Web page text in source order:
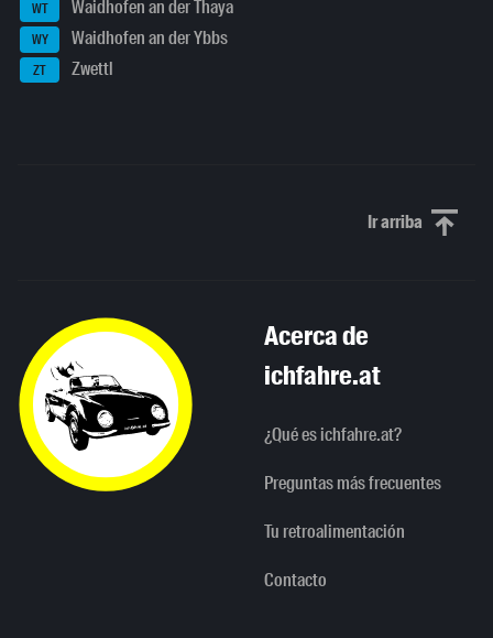
WT Waidhofen an der Thaya
WY Waidhofen an der Ybbs
ZT Zwettl
Ir arribaScroll to
Acerca de
ichfahre.at
¿Qué es ichfahre.at?
Preguntas más frecuentes
Tu retroalimentación
Contacto